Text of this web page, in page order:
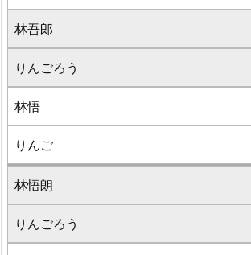
林吾郎
りんごろう
林悟
りんご
林悟朗
りんごろう